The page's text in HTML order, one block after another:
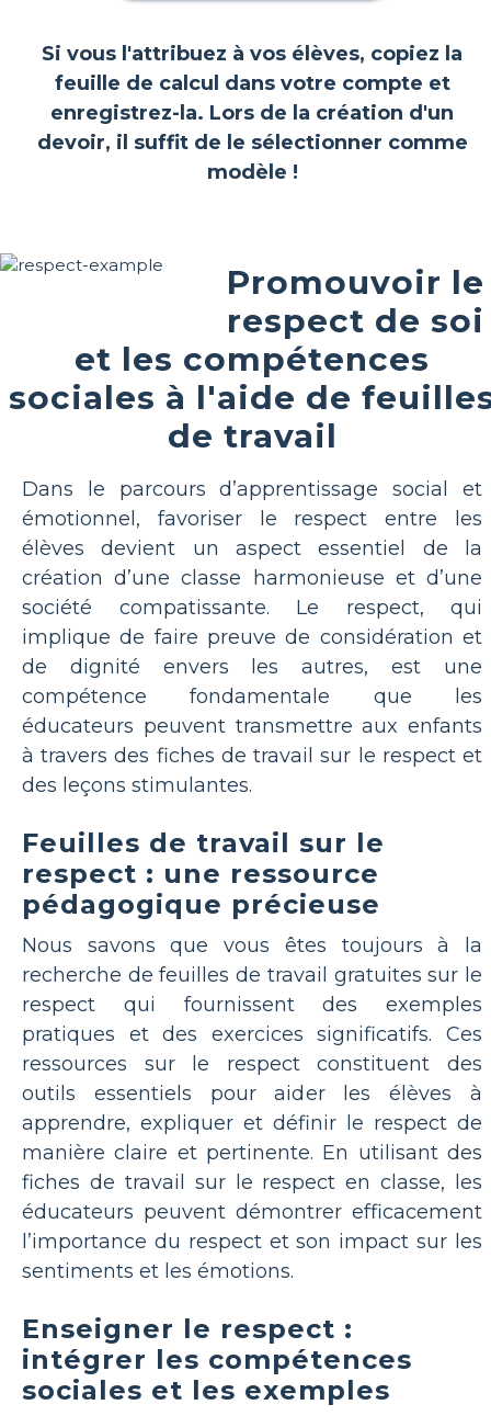
Si vous l'attribuez à vos élèves, copiez la
feuille de calcul dans votre compte et
enregistrez-la. Lors de la création d'un
devoir, il suffit de le sélectionner comme
modèle !
Promouvoir le
respect de soi
et les compétences
sociales à l'aide de
de travail
Dans le parcours d’apprentissage social et
émotionnel, favoriser le respect entre les
élèves devient un aspect essentiel de la
création d’une classe harmonieuse et d’une
société compatissante. Le respect, qui
implique de faire preuve de considération et
de dignité envers les autres, est une
compétence fondamentale que les
éducateurs peuvent transmettre aux enfants
à travers des fiches de travail sur le respect et
des leçons stimulantes.
Feuilles de travail sur le
respect : une ressource
pédagogique précieuse
Nous savons que vous êtes toujours à la
recherche de feuilles de travail gratuites sur le
respect qui fournissent des exemples
pratiques et des exercices significatifs. Ces
ressources sur le respect constituent des
outils essentiels pour aider les élèves à
apprendre, expliquer et définir le respect de
manière claire et pertinente. En utilisant des
fiches de travail sur le respect en classe, les
éducateurs peuvent démontrer efficacement
l’importance du respect et son impact sur les
sentiments et les émotions.
Enseigner le respect :
intégrer les compétences
sociales et les exemples